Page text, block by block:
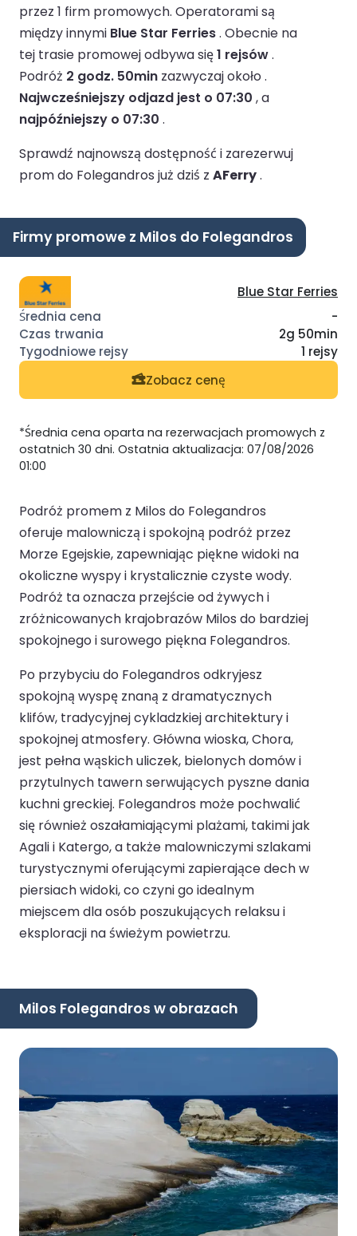
przez 1 firm promowych. Operatorami są
między innymi Blue Star Ferries. Obecnie na
tej trasie promowej odbywa się1 rejsów.
Podróż 2 godz. 50min zazwyczaj około .
Najwcześniejszy odjazd jest o 07:30 , a
najpóźniejszy o 07:30 .
Sprawdź najnowszą dostępność i zarezerwuj
prom do Folegandros już dziś z AFerry.
Firmy promowe z Milos do Folegandros
Blue Star Ferries
-
2g 50min
1 rejsy
Zobacz cenę
*Średnia cena oparta na rezerwacjach promowych z
ostatnich 30 dni. Ostatnia aktualizacja: 07/08/2026
01:00
Podróż promem z Milos do Folegandros
oferuje malowniczą i spokojną podróż przez
Morze Egejskie, zapewniając piękne widoki na
okoliczne wyspy i krystalicznie czyste wody.
Podróż ta oznacza przejście od żywych i
zróżnicowanych krajobrazów Milos do bardziej
spokojnego i surowego piękna Folegandros.
Po przybyciu do Folegandros odkryjesz
spokojną wyspę znaną z dramatycznych
klifów, tradycyjnej cykladzkiej architektury i
spokojnej atmosfery. Główna wioska, Chora,
jest pełna wąskich uliczek, bielonych domów i
przytulnych tawern serwujących pyszne dania
kuchni greckiej. Folegandros może pochwalić
się również oszałamiającymi plażami, takimi jak
Agali i Katergo, a także malowniczymi szlakami
turystycznymi oferującymi zapierające dech w
piersiach widoki, co czyni go idealnym
miejscem dla osób poszukujących relaksu i
eksploracji na świeżym powietrzu.
Milos Folegandros w obrazach